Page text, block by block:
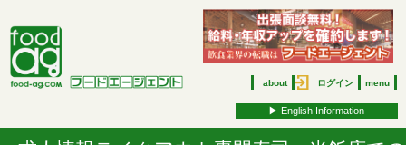
about ログイン menu
▶︎ English Information